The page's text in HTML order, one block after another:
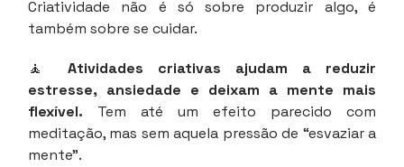
Criatividade não é só sobre produzir algo, é
também sobre se cuidar.
🧘 Atividades criativas ajudam a reduzir
estresse, ansiedade e deixam a mente mais
flexível. Tem até um efeito parecido com
meditação, mas sem aquela pressão de “esvaziar a
mente”.